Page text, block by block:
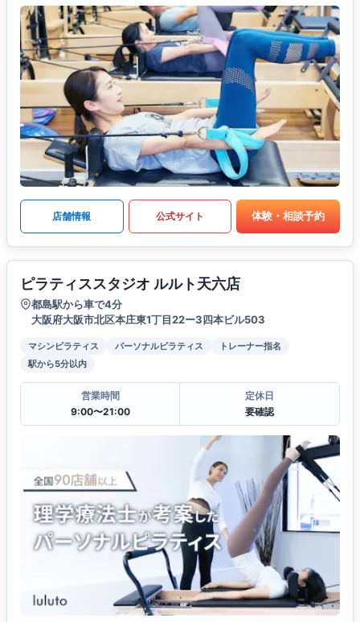
店舗情報 公式サイト 体験・相談予約
ピラティススタジオ ルルト天六店
都島駅から車で4分
大阪府大阪市北区本庄東1丁目22ー3四本ビル503
マシンピラティス パーソナルピラティス
トレーナー指名
駅から5分以内
営業時間
9:00〜21:00
定休日
要確認